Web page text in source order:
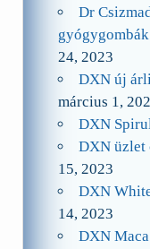
Dr
24, 2023
DXN új
március 1,
DXN
DXN üzlet
15, 2023
DXN
14, 2023
DXN